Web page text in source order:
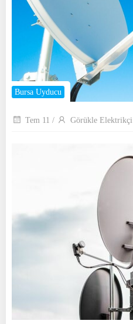
Bursa Uyducu
Tem 11 / Görükle Elektrikçi